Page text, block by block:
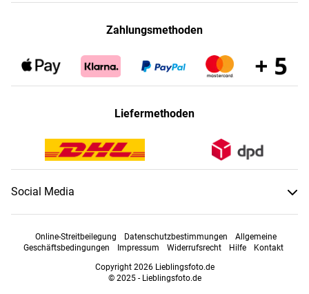
Zahlungsmethoden
Liefermethoden
Social Media
Online-Streitbeilegung Datenschutzbestimmungen
Allgemeine
Geschäftsbedingungen
Impressum Widerrufsrecht Hilfe
Kontakt
Copyright 2026 Lieblingsfoto.de
© 2025 - Lieblingsfoto.de